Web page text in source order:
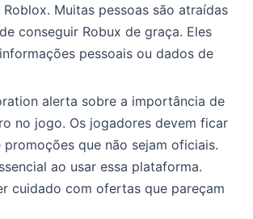
Muitas pessoas são atraídas
conseguir Robux de graça. Eles
pessoais ou dados de
alerta sobre a importância de
no jogo. Os jogadores devem ficar
promoções que não sejam oficiais.
ao usar essa plataforma.
cuidado com ofertas que pareçam